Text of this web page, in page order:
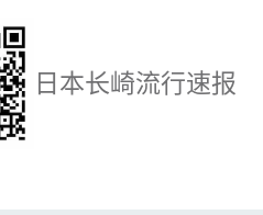
日本长崎流行速报